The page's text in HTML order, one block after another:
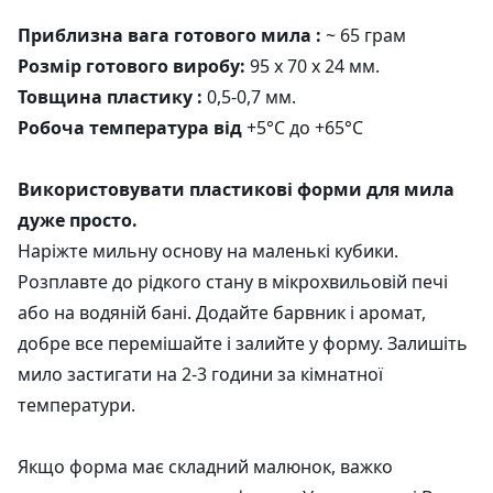
Приблизна вага готового мила : ~ 65 грам
Розмір готового виробу: 95 х 70 х 24 мм.
Товщина пластику : 0,5-0,7 мм.
Робоча температура від+5°C до +65°C
Використовувати пластикові форми для мила
дуже просто.
Наріжте мильну основу на маленькі кубики.
Розплавте до рідкого стану в мікрохвильовій печі
або на водяній бані. Додайте барвник і аромат,
добре все перемішайте і залийте у форму. Залишіть
мило застигати на 2-3 години за кімнатної
температури.
Якщо форма має складний малюнок, важко